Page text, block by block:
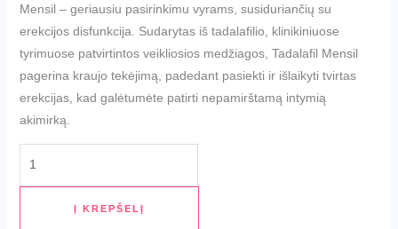
Mensil – geriausiu pasirinkimu vyrams, susiduriančių su
erekcijos disfunkcija. Sudarytas iš tadalafilio, klinikiniuose
tyrimuose patvirtintos veikliosios medžiagos, Tadalafil Mensil
pagerina kraujo tekėjimą, padedant pasiekti ir išlaikyti tvirtas
erekcijas, kad galėtumėte patirti nepamirštamą intymią
akimirką.
Į KREPŠELĮ